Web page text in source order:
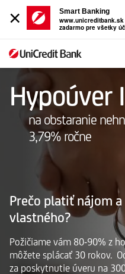
×
Smart Banking
www.unicreditbank.sk
zadarmo pre všetky
Hypotéka
hypotekárna
kalkulačka
Hypoúver
na obstaranie
3,79% ročne
Prečo platiť nájom
vlastného?
Požičiame vám 80-90% z
môžete splácať 30 rokov.
za poskytnutie úveru na